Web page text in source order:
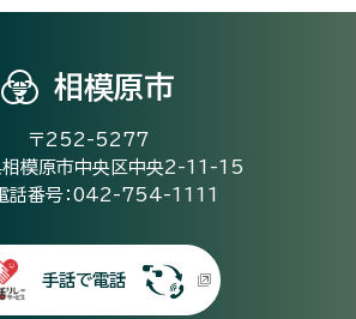
相模原市
〒252-5277
相模原市中央区中央2-11-15
話番号：042-754-1111
手話で電話